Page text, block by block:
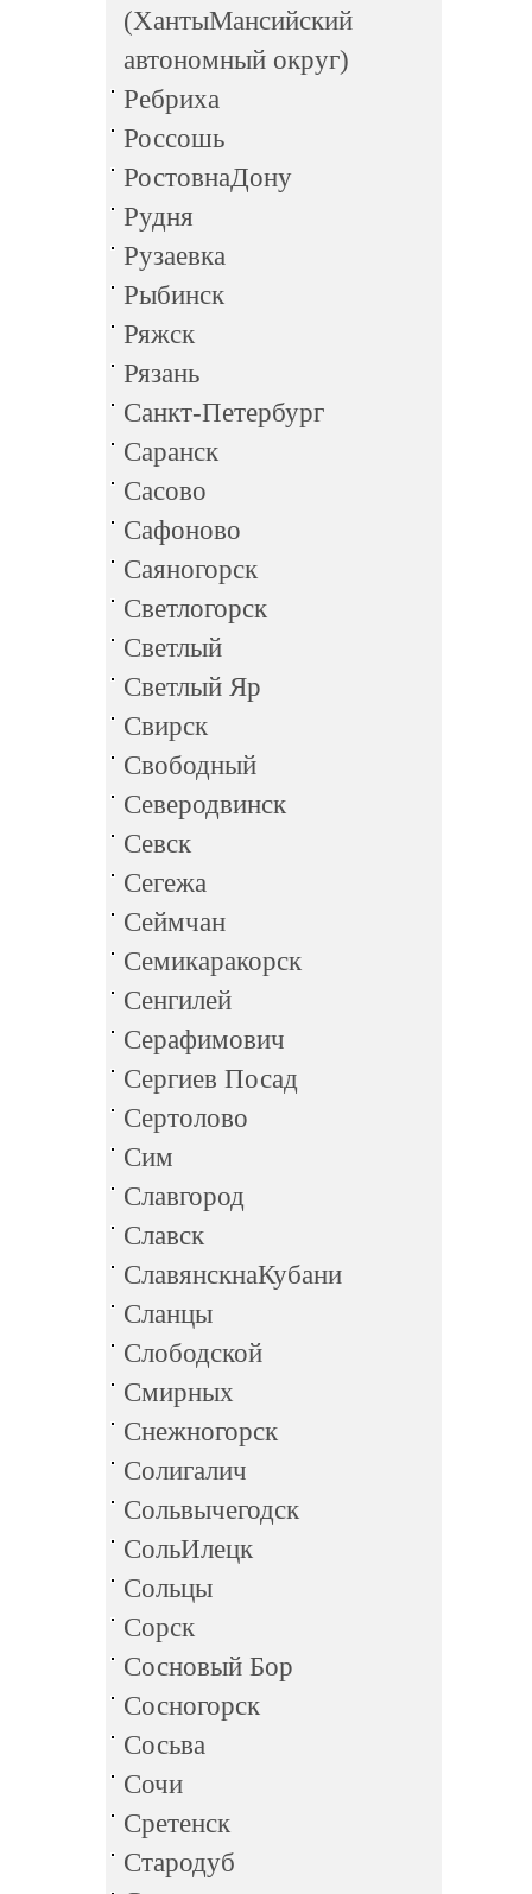
(ХантыМансийский
автономный округ)
Ребриха
Россошь
РостовнаДону
Рудня
Рузаевка
Рыбинск
Ряжск
Рязань
Санкт-Петербург
Саранск
Сасово
Сафоново
Саяногорск
Светлогорск
Светлый
Светлый Яр
Свирск
Свободный
Северодвинск
Севск
Сегежа
Сеймчан
Семикаракорск
Сенгилей
Серафимович
Сергиев Посад
Сертолово
Сим
Славгород
Славск
СлавянскнаКубани
Сланцы
Слободской
Смирных
Снежногорск
Солигалич
Сольвычегодск
СольИлецк
Сольцы
Сорск
Сосновый Бор
Сосногорск
Сосьва
Сочи
Сретенск
Стародуб